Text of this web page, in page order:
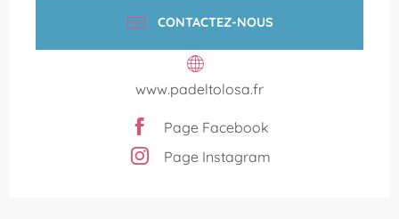
CONTACTEZ-NOUS
www.padeltolosa.fr
Page Facebook
Page Instagram